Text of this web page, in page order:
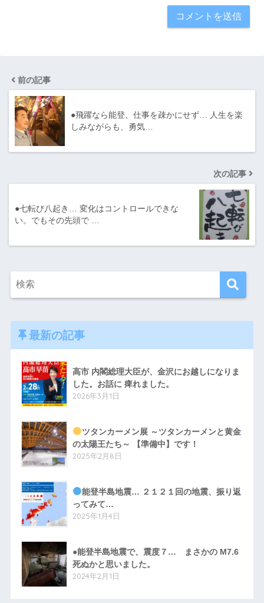
前の記事
●飛躍なら能登、仕事を疎かにせず… 人生を楽
しみながらも、勇気…
次の記事
●七転び八起き… 変化はコントロールできな
い。でもその先頭で …
最新の記事
高市 内閣総理大臣が、金沢にお越しになりま
した。お話に 痺れました。
2026年3月1日
ツタンカーメン展 ～ツタンカーメンと黄金
の太陽王たち～ 【準備中】です！
2025年2月8日
能登半島地震… ２１２１回の地震、振り返
ってみて…
2025年1月4日
●能登半島地震で、震度７… まさかの M7.6
死ぬかと思いました。
2024年2月1日